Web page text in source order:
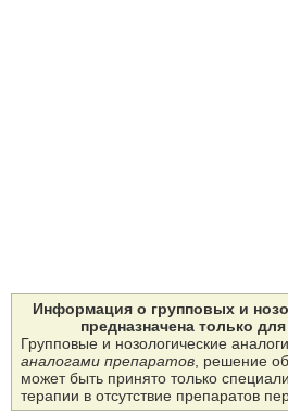
Информация о групповых и
предназначена только
Групповые и нозологические аналоги
аналогами препаратов , решение
может быть принято только
терапии в отсутствие препаратов